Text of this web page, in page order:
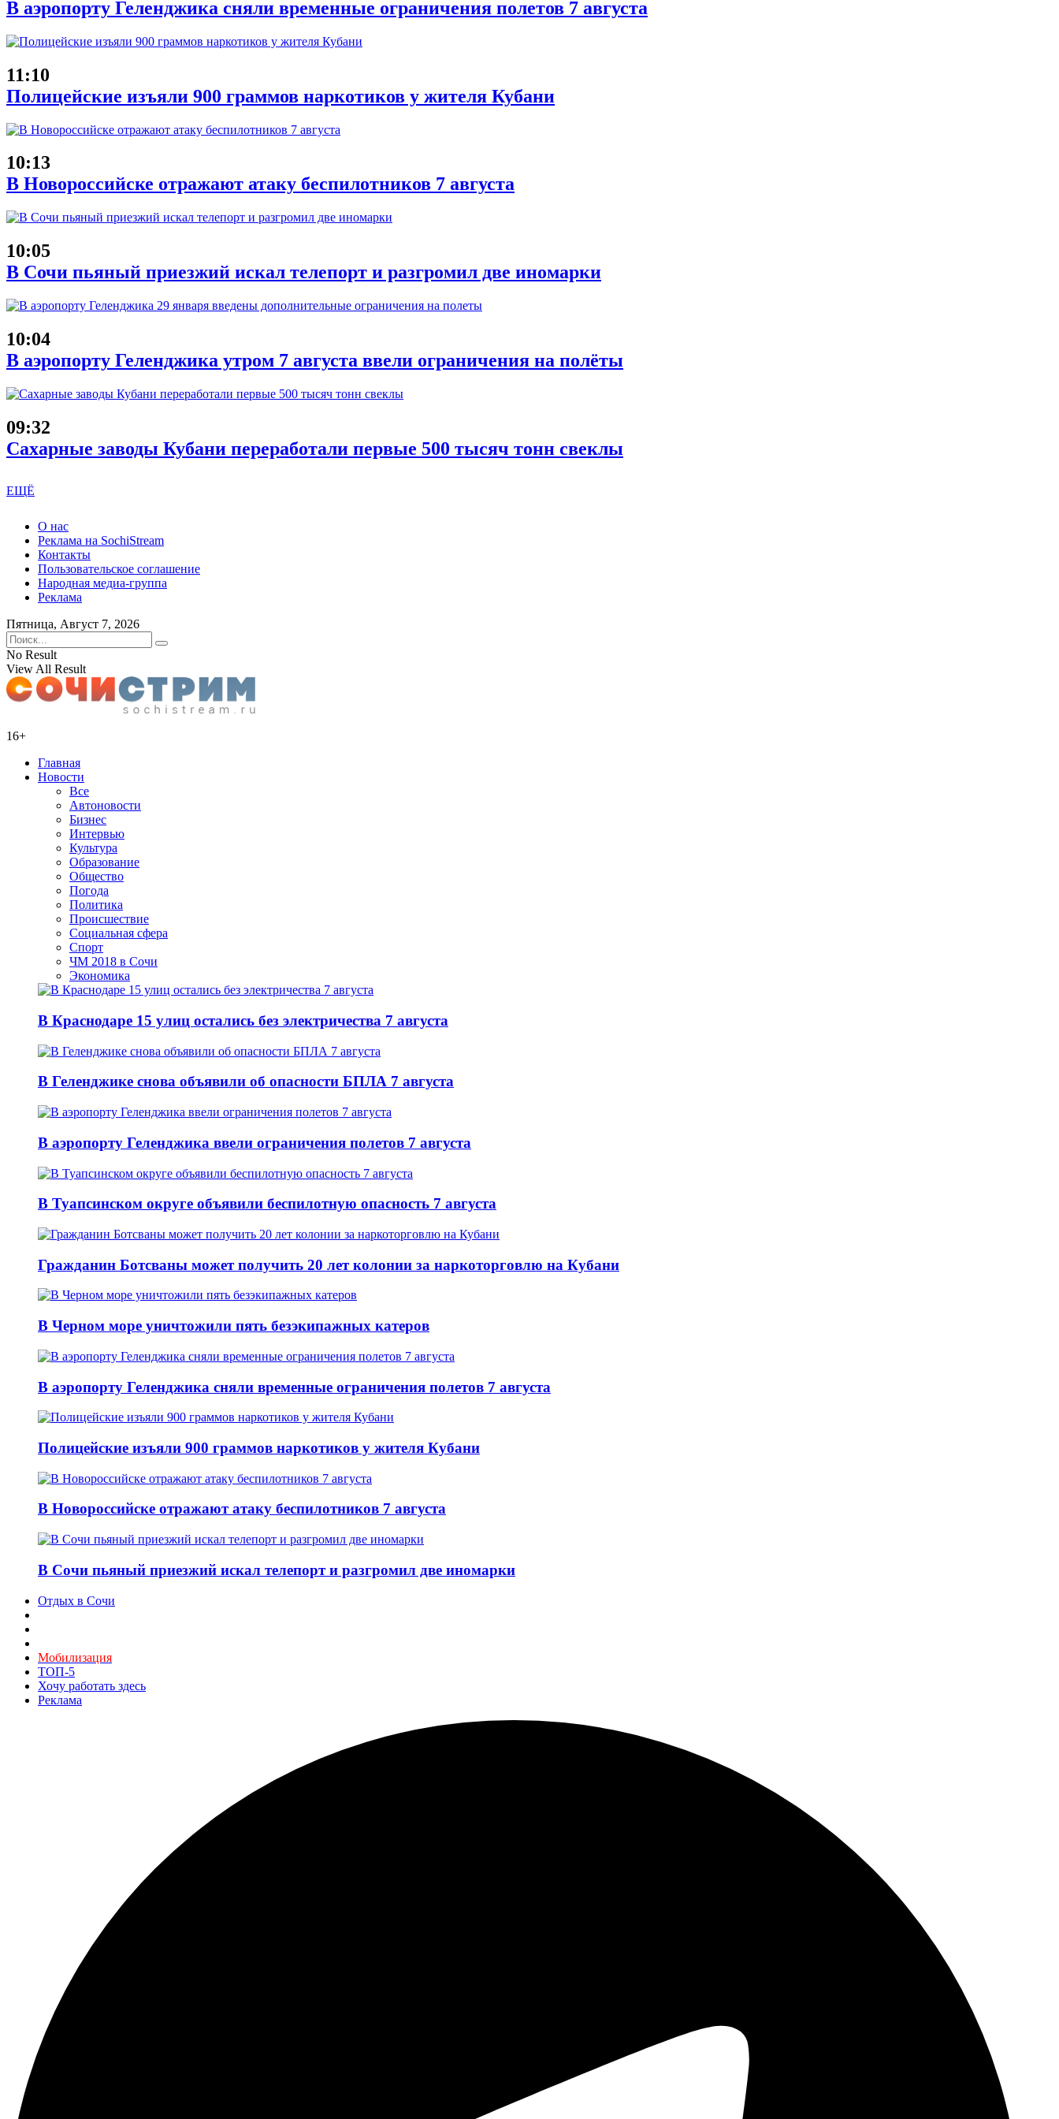
В аэропорту Геленджика сняли временные ограничения полетов 7 августа
11:10
Полицейские изъяли 900 граммов наркотиков у жителя Кубани
10:13
В Новороссийске отражают атаку беспилотников 7 августа
10:05
В Сочи пьяный приезжий искал телепорт и разгромил две иномарки
10:04
В аэропорту Геленджика утром 7 августа ввели ограничения на полёты
09:32
Сахарные заводы Кубани переработали первые 500 тысяч тонн свеклы
ЕЩЁ
О нас
Реклама на SochiStream
Контакты
Пользовательское соглашение
Народная медиа-группа
Реклама
Пятница, Август 7, 2026
No Result
View All Result
16+
Главная
Новости
Все
Автоновости
Бизнес
Интервью
Культура
Образование
Общество
Погода
Политика
Происшествие
Социальная сфера
Спорт
ЧМ 2018 в Сочи
Экономика
В Краснодаре 15 улиц остались без электричества 7 августа
В Геленджике снова объявили об опасности БПЛА 7 августа
В аэропорту Геленджика ввели ограничения полетов 7 августа
В Туапсинском округе объявили беспилотную опасность 7 августа
Гражданин Ботсваны может получить 20 лет колонии за наркоторговлю на Кубани
В Черном море уничтожили пять безэкипажных катеров
В аэропорту Геленджика сняли временные ограничения полетов 7 августа
Полицейские изъяли 900 граммов наркотиков у жителя Кубани
В Новороссийске отражают атаку беспилотников 7 августа
В Сочи пьяный приезжий искал телепорт и разгромил две иномарки
Отдых в Сочи
Мобилизация
ТОП-5
Хочу работать здесь
Реклама